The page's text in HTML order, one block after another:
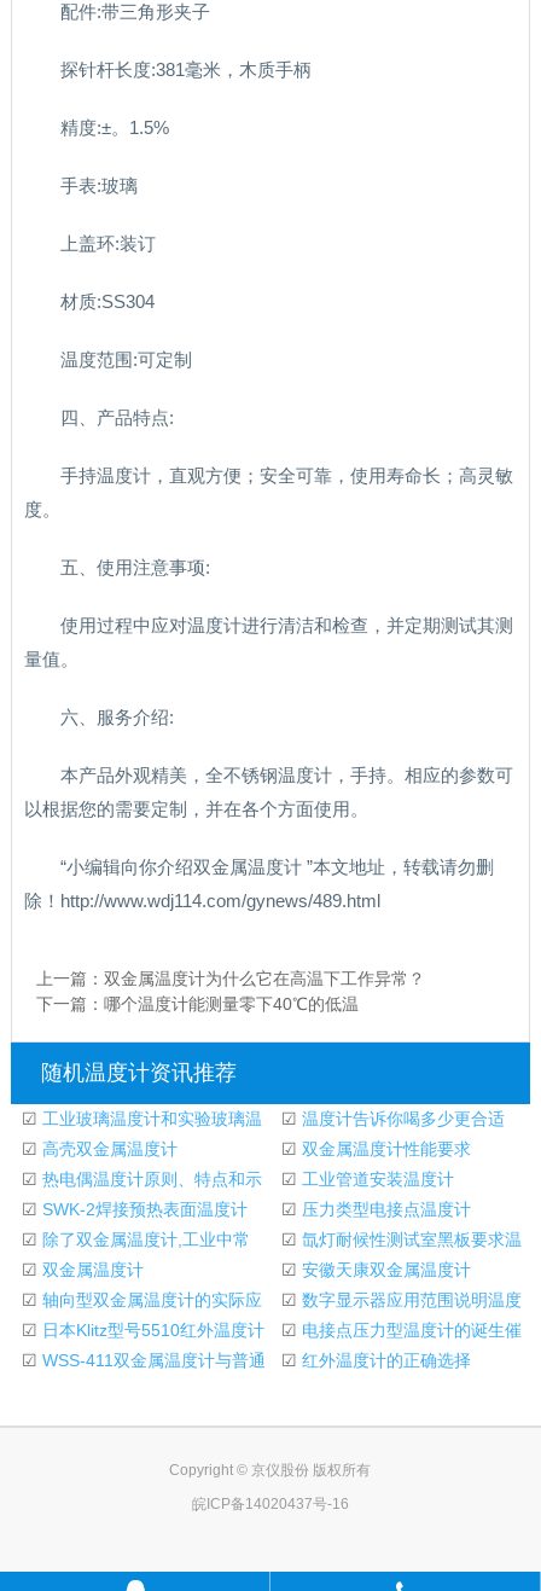
配件:带三角形夹子
探针杆长度:381毫米，木质手柄
精度:±。1.5%
手表:玻璃
上盖环:装订
材质:SS304
温度范围:可定制
四、产品特点:
手持温度计，直观方便；安全可靠，使用寿命长；高灵敏
度。
五、使用注意事项:
使用过程中应对温度计进行清洁和检查，并定期测试其测
量值。
六、服务介绍:
本产品外观精美，全不锈钢温度计，手持。相应的参数可
以根据您的需要定制，并在各个方面使用。
“小编辑向你介绍双金属温度计 ”本文地址，转载请勿删
除！http://www.wdj114.com/gynews/489.html
上一篇： 双金属温度计为什么它在高温下工作异常？
下一篇： 哪个温度计能测量零下40℃的低温
随机温度计资讯推荐
☑ 工业玻璃温度计和实验玻璃温
度计介绍
☑ 温度计告诉你喝多少更合适
☑ 高壳双金属温度计 ☑ 双金属温度计性能要求
☑ 热电偶温度计原则、特点和示
范公司
☑ 工业管道安装温度计
☑ SWK-2焊接预热表面温度计 ☑ 压力类型电接点温度计
M150402715
☑ 除了双金属温度计,工业中常
用的温度计还有
☑ 氙灯耐候性测试室黑板要求温
度计
☑ 双金属温度计 ☑ 安徽天康双金属温度计
☑ 轴向型双金属温度计的实际应
用
☑ 数字显示器应用范围说明温度
计
☑ 日本Klitz型号5510红外温度计
_5510红外温度计
☑ 电接点压力型温度计的诞生催
生了一系列温度
☑ WSS-411双金属温度计与普通
☑ 红外温度计的正确选择
Copyright © 京仪股份 版权所有
皖ICP备14020437号-16